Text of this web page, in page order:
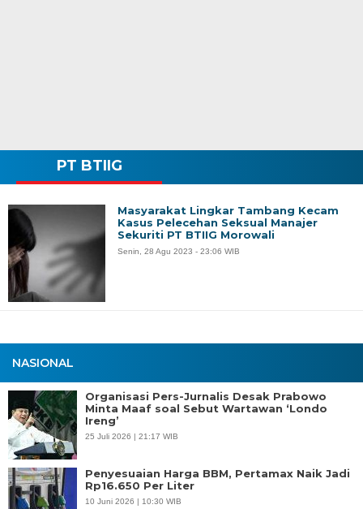
NASIONAL
Organisasi Pers-Jurnalis Desak Prabowo
Minta Maaf soal Sebut Wartawan ‘Londo
Ireng’
25 Juli 2026 | 21:17 WIB
Penyesuaian Harga BBM, Pertamax Naik Jadi
Rp16.650 Per Liter
10 Juni 2026 | 10:30 WIB
PT BTIIG
Masyarakat Lingkar Tambang Kecam
Kasus Pelecehan Seksual Manajer
Sekuriti PT BTIIG Morowali
Senin, 28 Agu 2023 - 23:06 WIB